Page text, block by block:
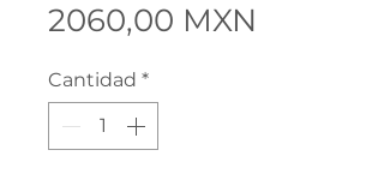
2060,00 MXN
Cantidad *